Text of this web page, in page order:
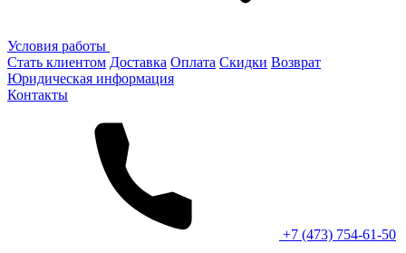
Условия работы
Стать клиентом Доставка Оплата Скидки Возврат
Юридическая информация
Контакты
+7 (473) 754-61-50